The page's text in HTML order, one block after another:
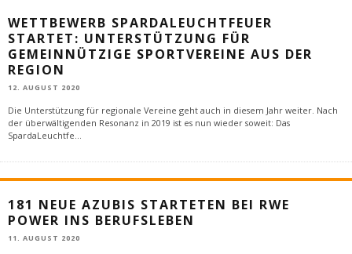
WETTBEWERB SPARDALEUCHTFEUER
STARTET: UNTERSTÜTZUNG FÜR
GEMEINNÜTZIGE SPORTVEREINE AUS DER
REGION
12. AUGUST 2020
Die Unterstützung für regionale Vereine geht auch in diesem Jahr weiter. Nach
der überwältigenden Resonanz in 2019 ist es nun wieder soweit: Das
SpardaLeuchtfe
181 NEUE AZUBIS STARTETEN BEI RWE
POWER INS BERUFSLEBEN
11. AUGUST 2020